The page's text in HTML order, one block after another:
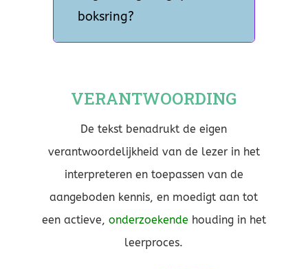
boksring?
VERANTWOORDING
De tekst benadrukt de eigen
verantwoordelijkheid van de lezer in het
interpreteren en toepassen van de
aangeboden kennis, en moedigt aan tot
een actieve, onderzoekende houding in het
leerproces.